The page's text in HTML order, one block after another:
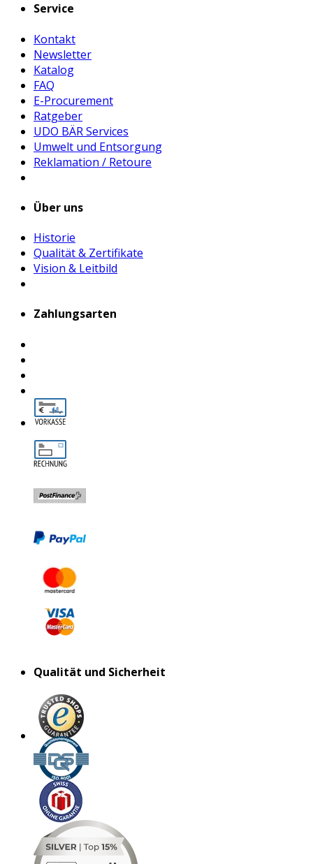
Service
Kontakt
Newsletter
Katalog
FAQ
E-Procurement
Ratgeber
UDO BÄR Services
Umwelt und Entsorgung
Reklamation / Retoure
Über uns
Historie
Qualität & Zertifikate
Vision & Leitbild
Zahlungsarten
Qualität und Sicherheit